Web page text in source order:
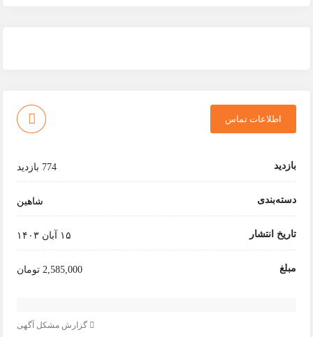
اطلاعات تماس
بازدید 774 بازدید
دسته‌بندی شاهین
تاریخ انتشار ۱۵ آبان ۱۴۰۳
مبلغ 2,585,000 تومان
گزارش مشکل آگهی